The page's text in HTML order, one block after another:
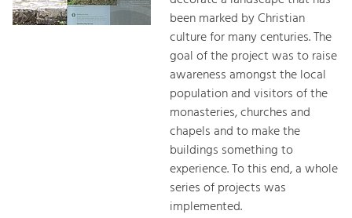
been marked by Christian
culture for many centuries. The
goal of the project was to raise
awareness amongst the local
population and visitors of the
monasteries, churches and
chapels and to make the
buildings something to
experience. To this end, a whole
series of projects was
implemented.